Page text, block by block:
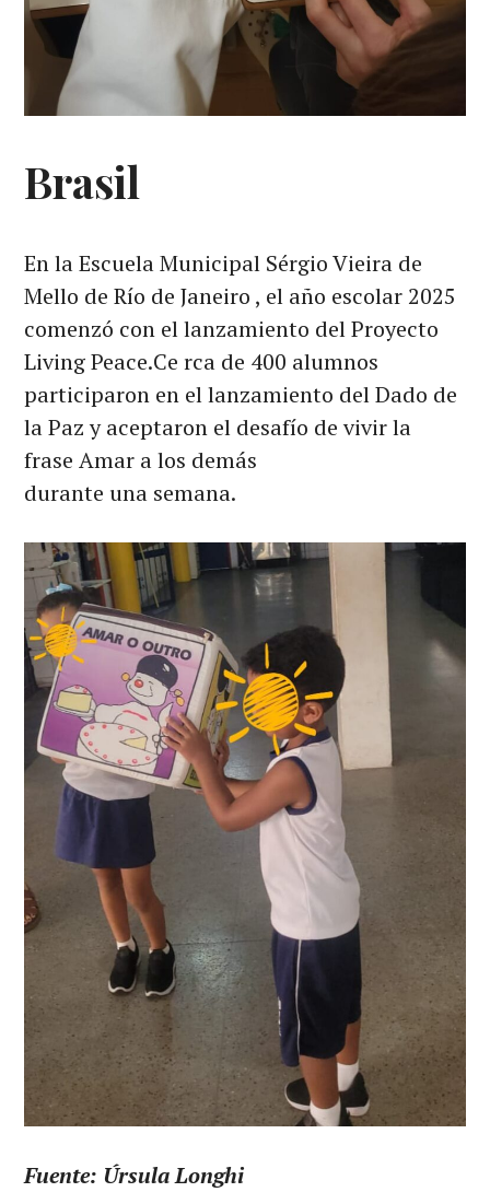
Brasil
En la Escuela Municipal Sérgio Vieira de
Mello de Río de Janeiro , el año escolar 2025
comenzó con el lanzamiento del Proyecto
Living Peace.Ce rca de 400 alumnos
participaron en el lanzamiento del Dado de
la Paz y aceptaron el desafío de vivir la
frase Amar a los demás
durante una semana.
Fuente: Úrsula Longhi